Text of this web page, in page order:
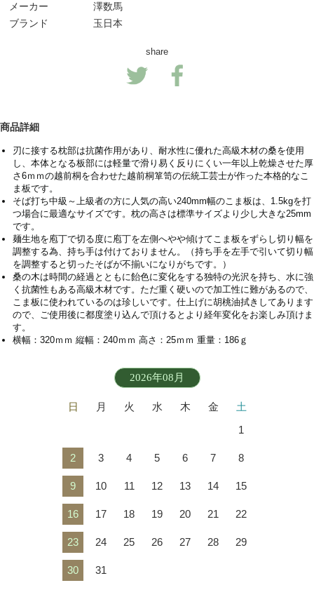
メーカー
澤数馬
ブランド
玉日本
share
商品詳細
刃に接する枕部は抗菌作用があり、耐水性に優れた高級木材の桑を使用
し、本体となる板部には軽量で滑り易く反りにくい一年以上乾燥させた厚
さ6ｍｍの越前桐を合わせた越前桐箪笥の伝統工芸士が作った本格的なこ
ま板です。
そば打ち中級～上級者の方に人気の高い240mm幅のこま板は、1.5kgを打
つ場合に最適なサイズです。枕の高さは標準サイズより少し大きな25mm
です。
麺生地を庖丁で切る度に庖丁を左側へやや傾けてこま板をずらし切り幅を
調整する為、持ち手は付けておりません。（持ち手を左手で引いて切り幅
を調整すると切ったそばが不揃いになりがちです。）
桑の木は時間の経過とともに飴色に変化をする独特の光沢を持ち、水に強
く抗菌性もある高級木材です。ただ重く硬いので加工性に難があるので、
こま板に使われているのは珍しいです。仕上げに胡桃油拭きしてあります
ので、ご使用後に都度塗り込んで頂けるとより経年変化をお楽しみ頂けま
す。
横幅：320ｍｍ 縦幅：240ｍｍ 高さ：25ｍｍ 重量：186ｇ
2026年08月
日 月 火 水 木 金
土
1
2 3 4 5 6 7 8
9 10 11 12 13 14 15
16 17 18 19 20 21 22
23 24 25 26 27 28 29
30 31